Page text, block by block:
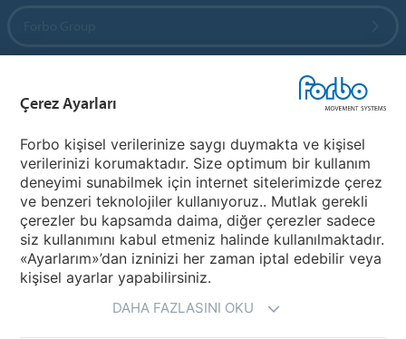
Bir Ülke Seçiniz
Ülkenizi Seçiniz
Çerez Ayarları
Forbo kişisel verilerinize saygı duymakta ve kişisel
verilerinizi korumaktadır. Size optimum bir kullanım
deneyimi sunabilmek için internet sitelerimizde çerez
ve benzeri teknolojiler kullanıyoruz.. Mutlak gerekli
çerezler bu kapsamda daima, diğer çerezler sadece
siz kullanımını kabul etmeniz halinde kullanılmaktadır.
«Ayarlarım»’dan izninizi her zaman iptal edebilir veya
kişisel ayarlar yapabilirsiniz.
DAHA FAZLASINI OKU